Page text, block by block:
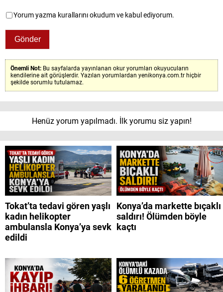
Yorum yazma kurallarını okudum ve kabul ediyorum.
Önemli Not: Bu sayfalarda yayınlanan okur yorumları okuyucuların
kendilerine ait görüşlerdir. Yazılan yorumlardan yenikonya.com.tr hiçbir
şekilde sorumlu tutulamaz.
Henüz yorum yapılmadı. İlk yorumu siz yapın!
Tokat’ta tedavi gören yaşlı
kadın helikopter
ambulansla Konya’ya sevk
edildi
Konya’da markette bıçaklı
saldırı! Ölümden böyle
kaçtı